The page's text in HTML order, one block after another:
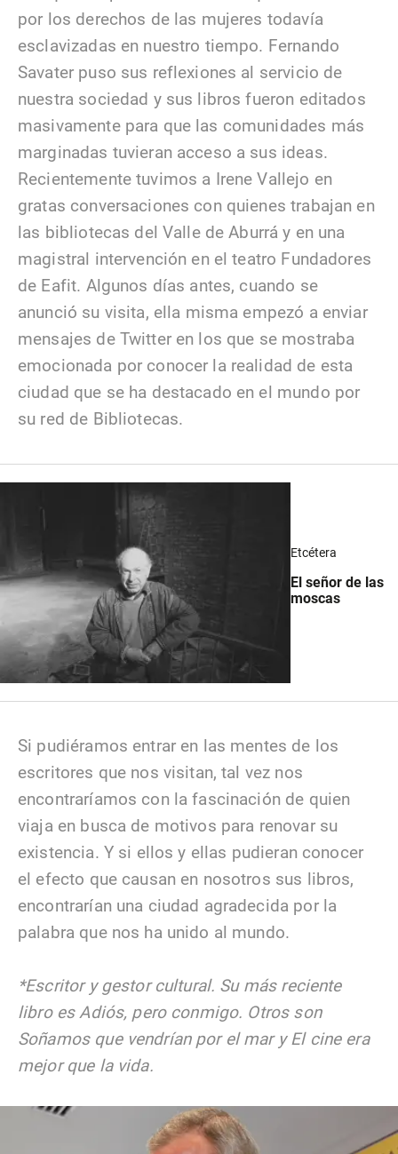
por los derechos de las mujeres todavía
esclavizadas en nuestro tiempo. Fernando
Savater puso sus reflexiones al servicio de
nuestra sociedad y sus libros fueron editados
masivamente para que las comunidades más
marginadas tuvieran acceso a sus ideas.
Recientemente tuvimos a Irene Vallejo en
gratas conversaciones con quienes trabajan en
las bibliotecas del Valle de Aburrá y en una
magistral intervención en el teatro Fundadores
de Eafit. Algunos días antes, cuando se
anunció su visita, ella misma empezó a enviar
mensajes de Twitter en los que se mostraba
emocionada por conocer la realidad de esta
ciudad que se ha destacado en el mundo por
su red de Bibliotecas.
Etcétera
El señor de las
moscas
Si pudiéramos entrar en las mentes de los
escritores que nos visitan, tal vez nos
encontraríamos con la fascinación de quien
viaja en busca de motivos para renovar su
existencia. Y si ellos y ellas pudieran conocer
el efecto que causan en nosotros sus libros,
encontrarían una ciudad agradecida por la
palabra que nos ha unido al mundo.
*Escritor y gestor cultural. Su más reciente
libro es Adiós, pero conmigo. Otros son
Soñamos que vendrían por el mar y El cine era
mejor que la vida.